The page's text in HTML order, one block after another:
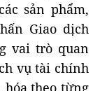
sản phẩm,
Giao dịch
vai trò quan
vụ tài chính
hóa theo từng